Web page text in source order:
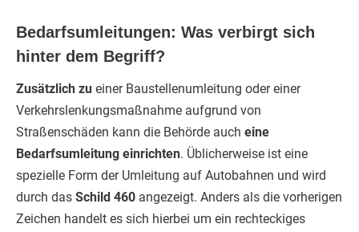
Bedarfsumleitungen: Was verbirgt sich
hinter dem Begriff?
Zusätzlich zu einer Baustellenumleitung oder einer
Verkehrslenkungsmaßnahme aufgrund von
Straßenschäden kann die Behörde auch eine
Bedarfsumleitung einrichten. Üblicherweise ist eine
spezielle Form der Umleitung auf Autobahnen und wird
durch das Schild 460 angezeigt. Anders als die vorherigen
Zeichen handelt es sich hierbei um ein rechteckiges